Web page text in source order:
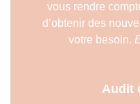
vous rendre
d’obtenir des
votre besoin.
Audit